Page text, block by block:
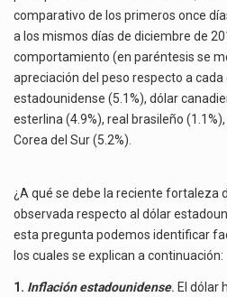
comparativo de los primeros once
a los mismos días de diciembre de
comportamiento (en paréntesis se
apreciación del peso respecto a cada
estadounidense (5.1%), dólar
esterlina (4.9%), real brasileño
Corea del Sur (5.2%).
¿A qué se debe la reciente fortaleza
observada respecto al dólar
esta pregunta podemos identificar
los cuales se explican a continuación:
1. Inflación estadounidense. El dólar